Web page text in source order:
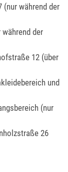
(nur während der
der
12 (über
und
(nur
26